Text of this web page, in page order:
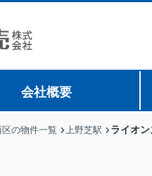
会社概要
の物件一覧 上野芝駅 ライオ